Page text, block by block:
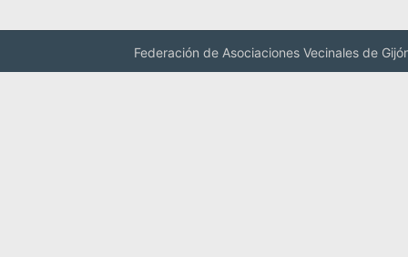
Federación de Asociaciones Vecinales de